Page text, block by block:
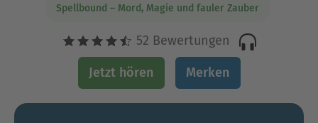
Spellbound – Mord, Magie und fauler Zauber
52 Bewertungen
Jetzt hören Merken